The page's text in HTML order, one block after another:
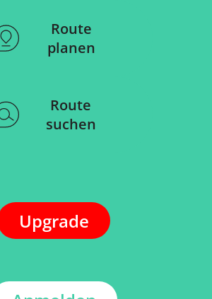
Route
planen
Route
suchen
Upgrade